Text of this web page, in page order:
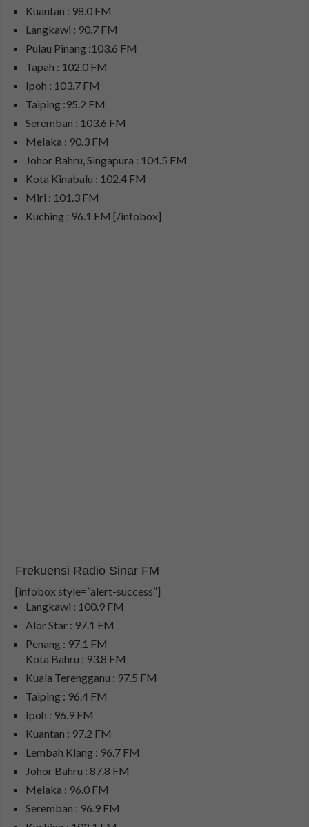
Kuantan : 98.0 FM
Langkawi : 90.7 FM
Pulau Pinang :103.6 FM
Tapah : 102.0 FM
Ipoh : 103.7 FM
Taiping :95.2 FM
Seremban : 103.6 FM
Melaka : 90.3 FM
Johor Bahru, Singapura : 104.5 FM
Kota Kinabalu : 102.4 FM
Miri : 101.3 FM
Kuching : 96.1 FM [/infobox]
Frekuensi Radio Sinar FM
[infobox style=”alert-success”]
Langkawi : 100.9 FM
Alor Star : 97.1 FM
Penang : 97.1 FM
Kota Bahru : 93.8 FM
Kuala Terengganu : 97.5 FM
Taiping : 96.4 FM
Ipoh : 96.9 FM
Kuantan : 97.2 FM
Lembah Klang : 96.7 FM
Johor Bahru : 87.8 FM
Melaka : 96.0 FM
Seremban : 96.9 FM